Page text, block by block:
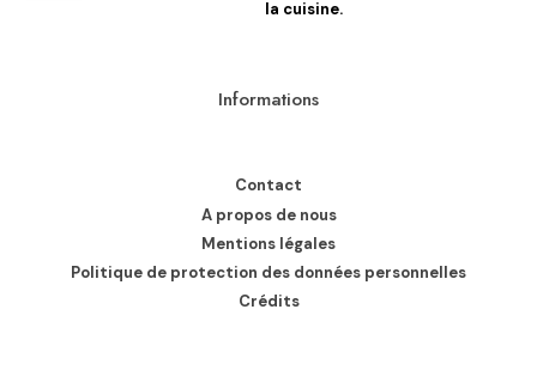
la cuisine.
Informations
Contact
A propos de nous
Mentions légales
Politique de protection des données personnelles
Crédits